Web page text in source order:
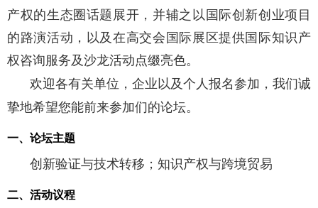
产权的生态圈话题展开，并辅之以国际创新创业项目
的路演活动，以及在高交会国际展区提供国际知识产
权咨询服务及沙龙活动点缀亮色。
欢迎各有关单位，企业以及个人报名参加，我们诚
挚地希望您能前来参加们的论坛。
一、 论坛主题
创新验证与技术转移；知识产权与跨境贸易
二、活动议程